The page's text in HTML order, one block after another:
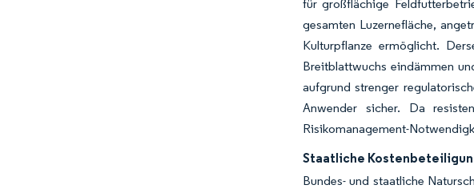
für großflächige
gesamten Luzernefläche,
Kulturpflanze ermöglicht.
Breitblattwuchs eindämmen
aufgrund strenger
Anwender sicher. Da
Risikomanagement-
Staatliche
Bundes- und staatliche